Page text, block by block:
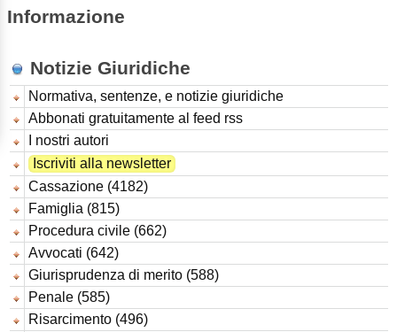
Informazione
Notizie Giuridiche
Normativa, sentenze, e notizie giuridiche
Abbonati gratuitamente al feed rss
I nostri autori
Iscriviti alla newsletter
Cassazione (4182)
Famiglia (815)
Procedura civile (662)
Avvocati (642)
Giurisprudenza di merito (588)
Penale (585)
Risarcimento (496)